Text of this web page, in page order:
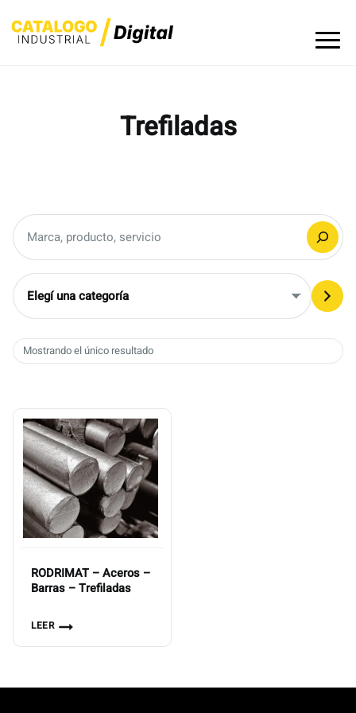
to
Trefiladas
Mostrando el único resultado
RODRIMAT – Aceros –
Barras – Trefiladas
LEER
Elegí
una
categoría